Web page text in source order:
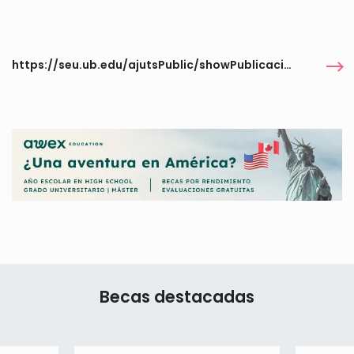
https://seu.ub.edu/ajutsPublic/showPublicacion/856222
Becas destacadas